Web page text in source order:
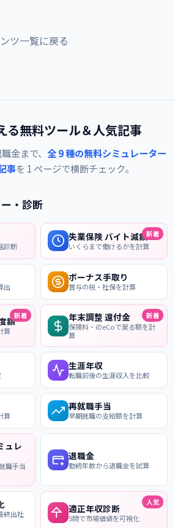
ツ一覧に戻る
る無料ツール＆人気記事
金まで、 全 9 種の無料シミュレーター
事を 1 ページで横断チェック。
・診断
診断
失業保険 バイト減額
いくらまで働けるかを計算
新着
出
ボーナス手取り
賞与の税・社保を計算
額
算
新着 年末調整 還付金
保険料・iDeCoで戻る額を計
算
新着
生涯年収
転職前後の生涯収入を比較
算
再就職手当
早期就職の支給額を計算
ュレ
職手当
退職金
勤続年数から退職金を試算
終出社
適正年収診断
5問で市場価値を可視化
人気